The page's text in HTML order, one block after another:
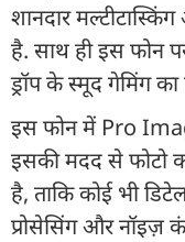
शानदार
है. साथ ही इस फोन
ड्रॉप के स्मूद गेमिंग
इस फोन में Pro
इसकी मदद से फोटो
है, ताकि कोई भी
प्रोसेसिंग और नॉइज़